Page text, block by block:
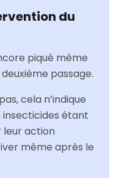
du
piqué même
passage.
cela n’indique
insecticides étant
leur action
même après le